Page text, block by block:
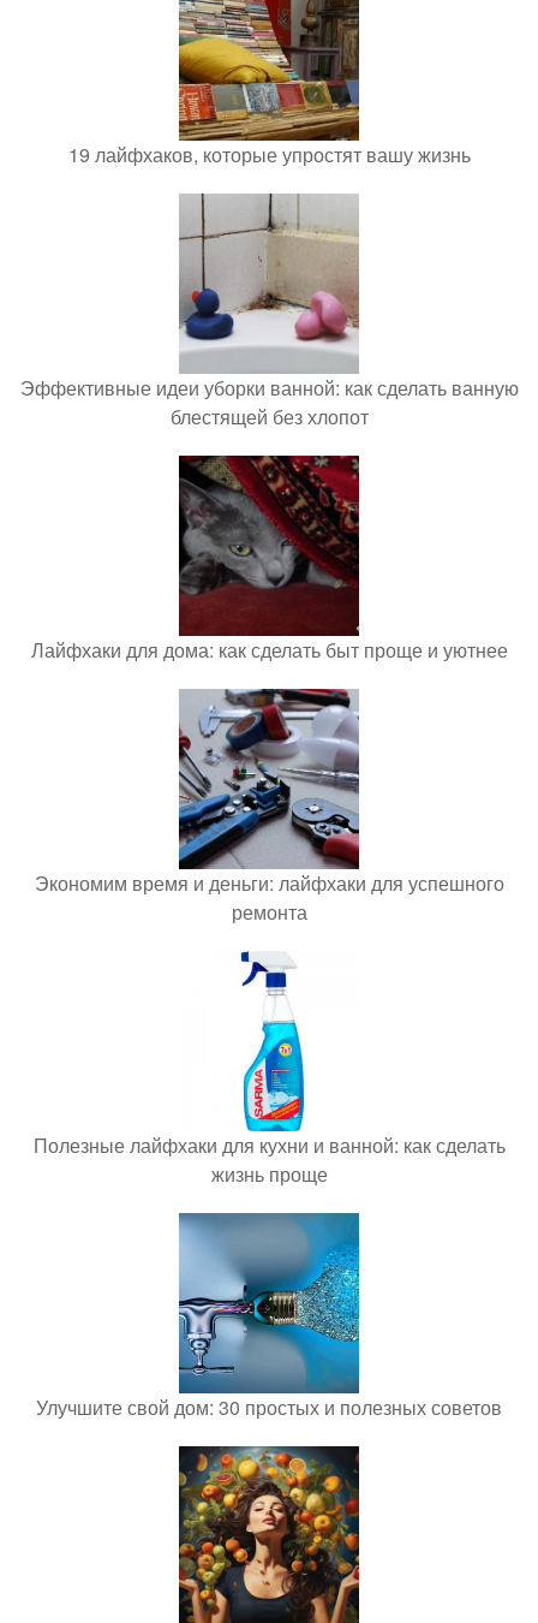
19 лайфхаков, которые упростят вашу жизнь
Эффективные идеи уборки ванной: как сделать ванную
блестящей без хлопот
Лайфхаки для дома: как сделать быт проще и уютнее
Экономим время и деньги: лайфхаки для успешного
ремонта
Полезные лайфхаки для кухни и ванной: как сделать
жизнь проще
Улучшите свой дом: 30 простых и полезных советов